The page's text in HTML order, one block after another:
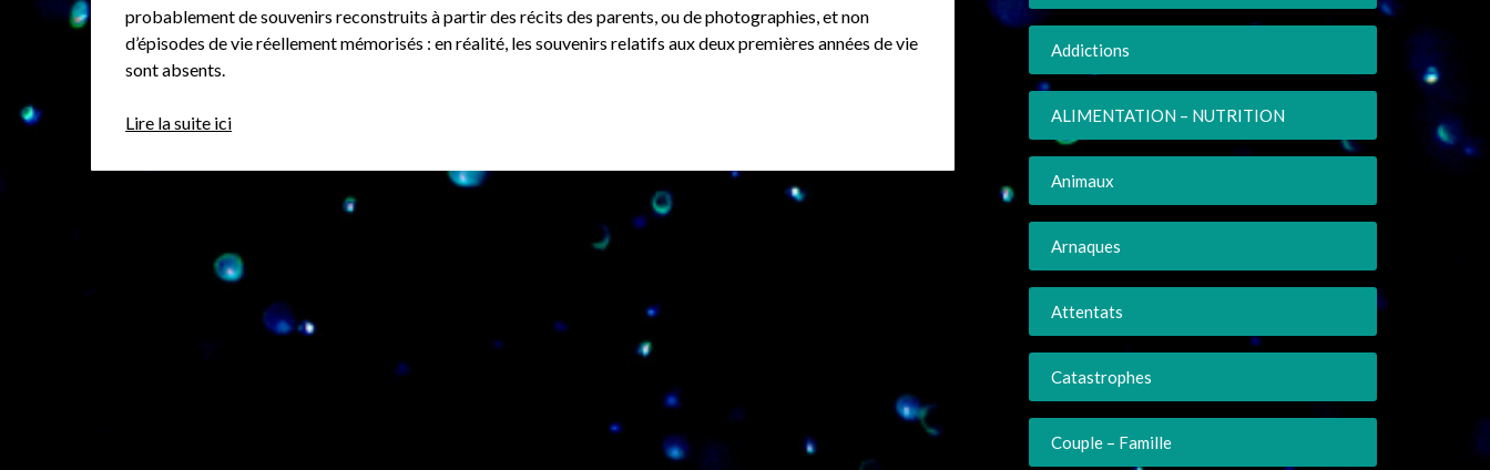
probablement de souvenirs reconstruits à partir des récits des parents, ou de photographies, et non
d’épisodes de vie réellement mémorisés : en réalité, les souvenirs relatifs aux deux premières années de vie
sont absents.
Lire la suite ici
Addictions
ALIMENTATION – NUTRITION
Animaux
Arnaques
Attentats
Catastrophes
Couple – Famille